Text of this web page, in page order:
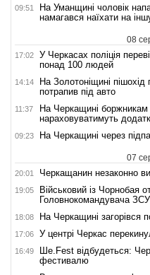
09:51
На Уманщині чоловік
намагався наїхати на
08
17:02
У Черкасах поліція
понад 100 людей
14:14
На Золотоніщині пішохід
потрапив під авто
11:37
На Черкащині боржникам
нараховуватимуть
09:23 На Черкащині через
07
20:01 Черкащанин незаконно
19:05
Військовий із Чорнобая
Головнокомандувача ЗСУ
18:08 На Черкащині загорівся
17:06 У центрі Черкас
16:49
Ше.Fest відбудеться:
фестивалю